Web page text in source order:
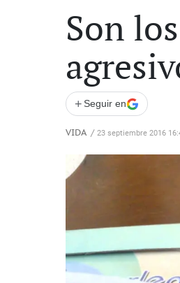
Son
+ Seguir en
VIDA / 23 septiembre 2016